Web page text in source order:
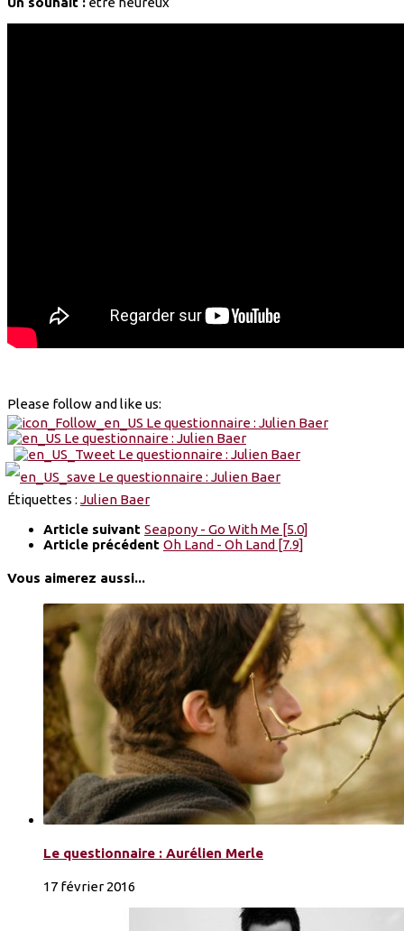
Please follow and like us:
Étiquettes : Julien Baer
Article suivant Seapony - Go With Me [5.0]
Article précédent Oh Land - Oh Land [7.9]
Vous aimerez aussi...
Le questionnaire : Aurélien Merle
17 février 2016